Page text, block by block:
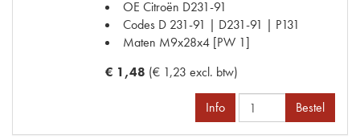
OE Citroën D231-91
Codes D 231-91 | D231-91 | P131
Maten M9x28x4 [PW 1]
€ 1,48 (€ 1,23 excl. btw)
Info Bestel